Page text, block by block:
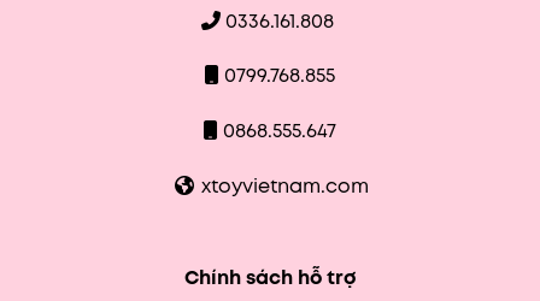
0336.161.808
0799.768.855
0868.555.647
xtoyvietnam.com
Chính sách hỗ trợ